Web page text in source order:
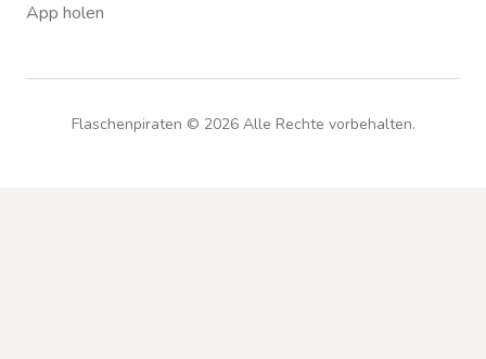
App holen
Flaschenpiraten © 2026Alle Rechte vorbehalten.